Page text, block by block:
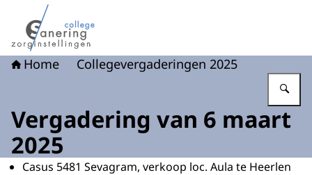
Naar de homepage van College sanering - Een
Home Collegevergaderingen 2025
Vergadering van 6 maart
2025
Casus 5481 Sevagram, verkoop loc. Aula te Heerlen